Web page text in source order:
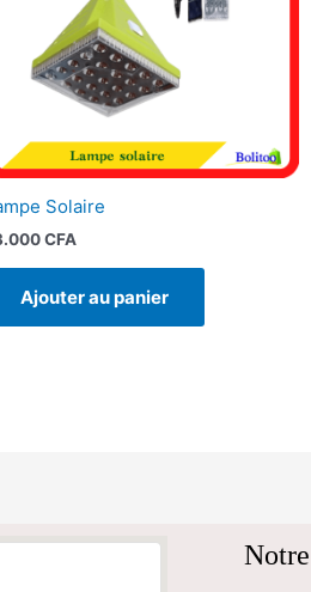
Solaire
CFA
Ajouter au panier